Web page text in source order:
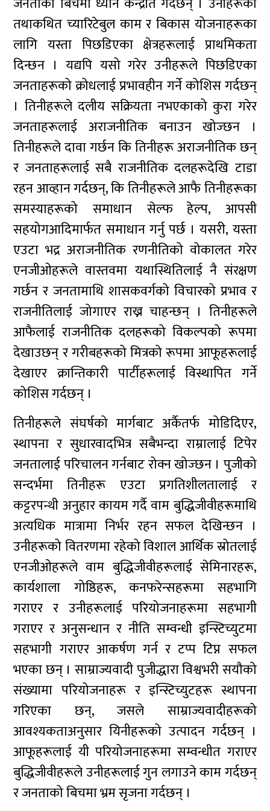
तथाकथित च्यारिटेबुल काम र बिकास योजनाहरूका
लागि यस्ता पिछडिएका क्षेत्रहरूलाई प्राथमिकता
दिन्छन । यद्यपि यसो गरेर उनीहरूले पिछडिएका
जनताहरूको क्रोधलाई प्रभावहीन गर्ने कोशिस गर्दछन्
। तिनीहरूले दलीय सक्रियता नभएकाको कुरा गरेर
जनताहरूलाई अराजनीतिक बनाउन खोज्छन ।
तिनीहरूले दावा गर्छन कि तिनीहरू अराजनीतिक छन्
र जनताहरूलाई सबै राजनीतिक दलहरूदेखि टाडा
रहन आव्हान गर्दछन्, कि तिनीहरूले आफै तिनीहरूका
समस्याहरूको समाधान सेल्फ हेल्प, आपसी
सहयोगआदिमार्फत समाधान गर्नु पर्छ । यसरी, यस्ता
एउटा भद्र अराजनीतिक रणनीतिको वोकालत गरेर
एनजीओहरूले वास्तवमा यथास्थितिलाई नै संरक्षण
गर्छन र जनतामाथि शासकवर्गको विचारको प्रभाव र
राजनीतिलाई जोगाएर राख्न चाहन्छन् । तिनीहरूले
आफैलाई राजनीतिक दलहरूको विकल्पको रूपमा
देखाउछन् र गरीबहरूको मित्रको रूपमा आफूहरूलाई
देखाएर क्रान्तिकारी पार्टीहरूलाई विस्थापित गर्ने
कोशिस गर्दछन् ।
तिनीहरूले संघर्षको मार्गबाट अर्कैतर्फ मोडिदिएर,
स्थापना र सुधारवादभित्र सबैभन्दा राम्रालाई टिपेर
जनतालाई परिचालन गर्नबाट रोक्न खोज्छन । पुजीको
सन्दर्भमा तिनीहरू एउटा प्रगतिशीलतालाई र
कट्टरपन्थी अनुहार कायम गर्दै वाम बुद्धिजीवीहरूमाथि
अत्यधिक मात्रामा निर्भर रहन सफल देखिन्छन ।
उनीहरूको वितरणमा रहेको विशाल आर्थिक स्रोतलाई
एनजीओहरूले वाम बुद्धिजीवीहरूलाई सेमिनारहरू,
कार्यशाला गोष्ठिहरू, कनफरेन्सहरूमा सहभागि
गराएर र उनीहरूलाई परियोजनाहरूमा सहभागी
गराएर र अनुसन्धान र नीति सम्वन्धी इन्स्टिच्युटमा
सहभागी गराएर आकर्षण गर्न र टप्प टिप्न सफल
भएका छन् । साम्राज्यवादी पुजीद्धारा विश्वभरी सयौको
संख्यामा परियोजनाहरू र इन्स्टिच्युटहरू स्थापना
गरिएका छन्, जसले साम्राज्यवादीहरूको
आवश्यकताअनुसार यिनीहरूको उत्पादन गर्दछन् ।
आफूहरूलाई यी परियोजनाहरूमा सम्वन्धीत गराएर
बुद्धिजीवीहरूले उनीहरूलाई गुन लगाउने काम गर्दछन्
र जनताको बिचमा भ्रम सृजना गर्दछन् ।